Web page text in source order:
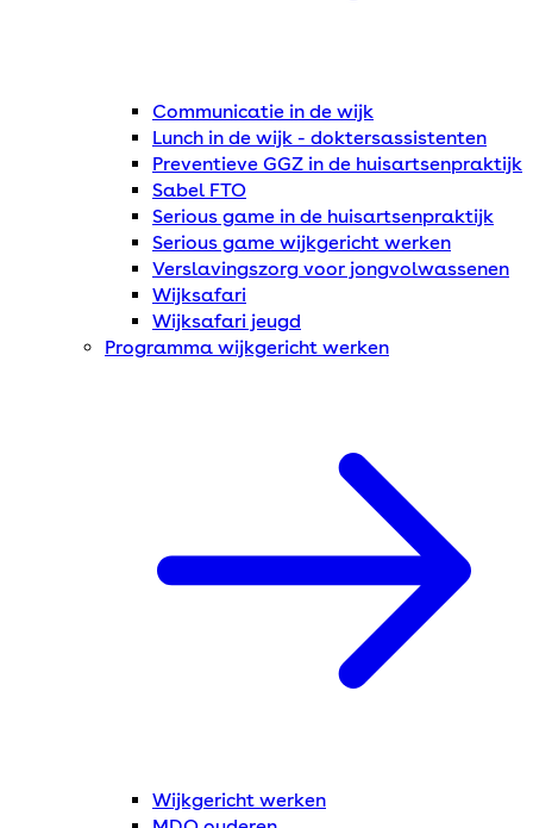
Communicatie in de wijk
Lunch in de wijk - doktersassistenten
Preventieve GGZ in de huisartsenpraktijk
Sabel FTO
Serious game in de huisartsenpraktijk
Serious game wijkgericht werken
Verslavingszorg voor jongvolwassenen
Wijksafari
Wijksafari jeugd
Programma wijkgericht werken
Wijkgericht werken